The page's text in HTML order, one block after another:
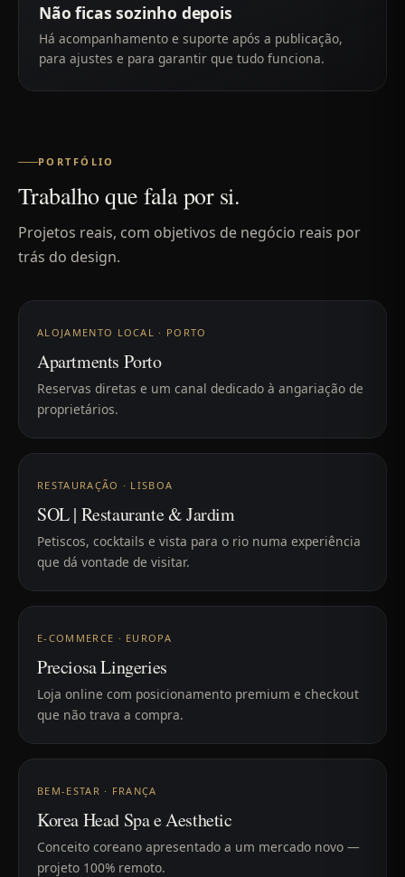
Não ficas sozinho depois
Há acompanhamento e suporte após a publicação,
para ajustes e para garantir que tudo funciona.
PORTFÓLIO
Trabalho que fala por si.
Projetos reais, com objetivos de negócio reais por
trás do design.
ALOJAMENTO LOCAL · PORTO
Apartments Porto
Reservas diretas e um canal dedicado à angariação de
proprietários.
RESTAURAÇÃO · LISBOA
SOL | Restaurante & Jardim
Petiscos, cocktails e vista para o rio numa experiência
que dá vontade de visitar.
E-COMMERCE · EUROPA
Preciosa Lingeries
Loja online com posicionamento premium e checkout
que não trava a compra.
BEM-ESTAR · FRANÇA
Korea Head Spa e Aesthetic
Conceito coreano apresentado a um mercado novo —
projeto 100% remoto.